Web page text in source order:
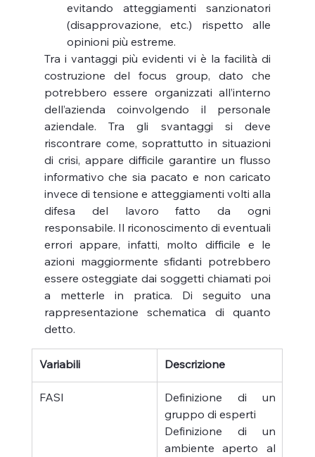
evitando atteggiamenti sanzionatori
(disapprovazione, etc.) rispetto alle
opinioni più estreme.
Tra i vantaggi più evidenti vi è la facilità di
costruzione del focus group, dato che
potrebbero essere organizzati all’interno
dell’azienda coinvolgendo il personale
aziendale. Tra gli svantaggi si deve
riscontrare come, soprattutto in situazioni
di crisi, appare difficile garantire un flusso
informativo che sia pacato e non caricato
invece di tensione e atteggiamenti volti alla
difesa del lavoro fatto da ogni
responsabile. Il riconoscimento di eventuali
errori appare, infatti, molto difficile e le
azioni maggiormente sfidanti potrebbero
essere osteggiate dai soggetti chiamati poi
a metterle in pratica. Di seguito una
rappresentazione schematica di quanto
detto.
Variabili Descrizione
FASI
Definizione di un
gruppo di esperti
Definizione di un
ambiente aperto al